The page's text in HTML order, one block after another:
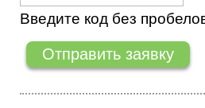
Введите код без